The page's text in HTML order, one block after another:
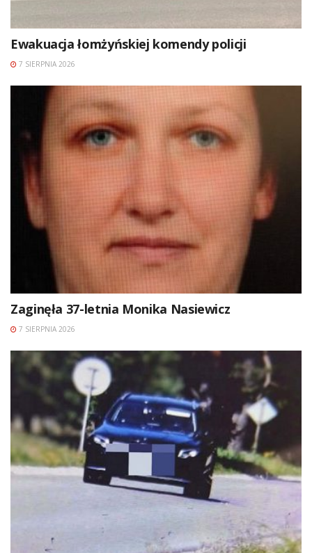
Ewakuacja łomżyńskiej komendy policji
7 SIERPNIA 2026
Zaginęła 37-letnia Monika Nasiewicz
7 SIERPNIA 2026